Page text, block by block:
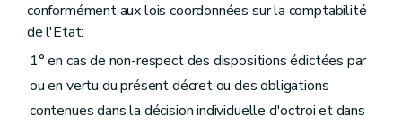
conformément aux lois coordonnées sur la comptabilité
de l'Etat:
1° en cas de non-respect des dispositions édictées par
ou en vertu du présent décret ou des obligations
contenues dans la décision individuelle d'octroi et dans